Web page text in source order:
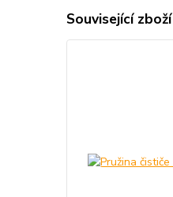
Související zboží